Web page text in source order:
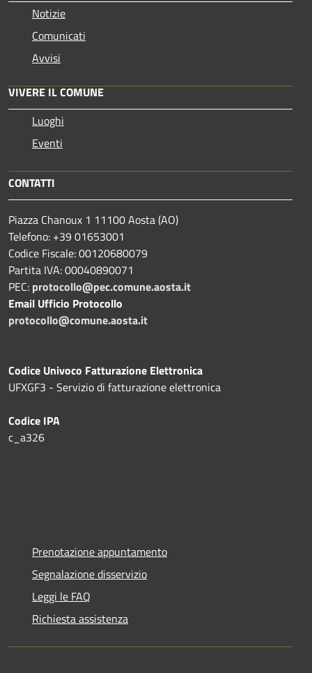
Notizie
Comunicati
Avvisi
VIVERE IL COMUNE
Luoghi
Eventi
CONTATTI
Piazza Chanoux 1 11100 Aosta (AO)
Telefono: +39 01653001
Codice Fiscale: 00120680079
Partita IVA: 00040890071
PEC: protocollo@pec.comune.aosta.it
Email Ufficio Protocollo
protocollo@comune.aosta.it
Codice Univoco Fatturazione Elettronica
UFXGF3 - Servizio di fatturazione elettronica
Codice IPA
c_a326
Prenotazione appuntamento
Segnalazione disservizio
Leggi le FAQ
Richiesta assistenza